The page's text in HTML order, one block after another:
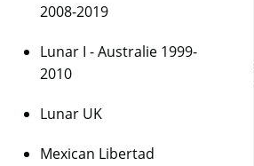
2008-2019
Lunar I - Australie 1999-
2010
Lunar UK
Mexican Libertad